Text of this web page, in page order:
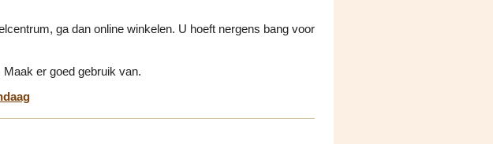
ga dan online winkelen. U hoeft nergens bang voor
er goed gebruik van.